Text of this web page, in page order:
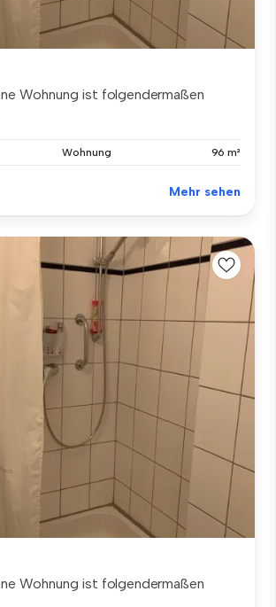
Wohnung ist folgendermaßen
Wohnung 96 m²
Mehr sehen
Wohnung ist folgendermaßen